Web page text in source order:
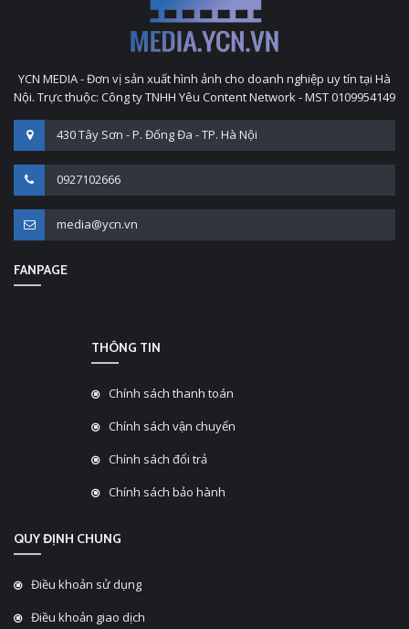
YCN MEDIA - Đơn vị sản xuất hình ảnh cho doanh nghiệp uy tín tại Hà
Nội. Trực thuộc: Công ty TNHH Yêu Content Network - MST 0109954149
430 Tây Sơn - P. Đống Đa - TP. Hà Nội
0927102666
media@ycn.vn
FANPAGE
THÔNG TIN
Chính sách thanh toán
Chính sách vận chuyển
Chính sách đổi trả
Chính sách bảo hành
QUY ĐỊNH CHUNG
Điều khoản sử dụng
Điều khoản giao dịch